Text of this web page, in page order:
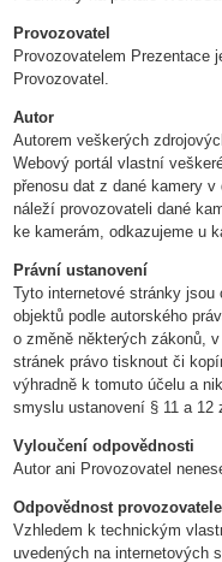
Provozovatel
Provozovatelem Prezentace
Provozovatel.
Autor
Autorem veškerých
Webový portál vlastní
přenosu dat z dané kamery
náleží provozovateli dané
ke kamerám, odkazujeme u
Právní ustanovení
Tyto internetové stránky
objektů podle autorského
o změně některých zákonů,
stránek právo tisknout či
výhradně k tomuto účelu a
smyslu ustanovení § 11 a 12
Vyloučení odpovědnosti
Autor ani Provozovatel
Odpovědnost provozovatele
Vzhledem k technickým
uvedených na internetových